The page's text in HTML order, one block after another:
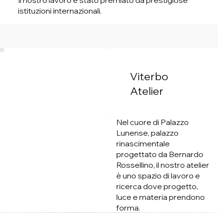
istituzioni internazionali.
Viterbo
Atelier
Nel cuore di Palazzo
Lunense, palazzo
rinascimentale
progettato da Bernardo
Rossellino, il nostro atelier
è uno spazio di lavoro e
ricerca dove progetto,
luce e materia prendono
forma.